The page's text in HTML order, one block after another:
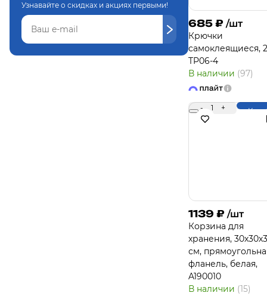
Узнавайте о скидках и акциях первыми!
685 ₽ /шт
Крючки
самоклеящиеся,
TP06-4
В наличии (97)
- 1 +
1139 ₽ /шт
Корзина для
хранения,
см,
фланель, белая,
A190010
В наличии (15)